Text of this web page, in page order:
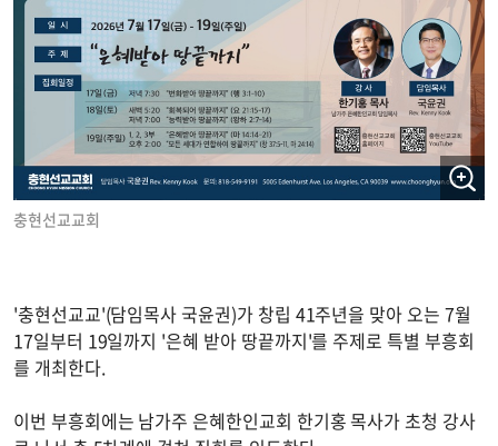
충현선교교회
'충현선교교'(담임목사 국윤권)가 창립 41주년을 맞아 오는 7월
17일부터 19일까지 '은혜 받아 땅끝까지'를 주제로 특별 부흥회
를 개최한다.
이번 부흥회에는 남가주 은혜한인교회 한기홍 목사가 초청 강사